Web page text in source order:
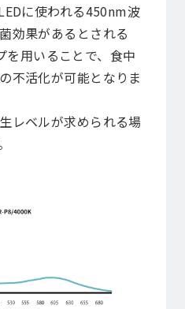
に使われる450nm波
効果があるとされる
を用いることで、食中
不活化が可能となりま
レベルが求められる場